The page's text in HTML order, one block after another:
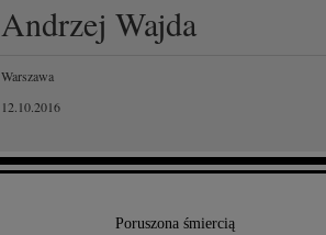
Andrzej Wajda
Warszawa
12.10.2016
Poruszona śmiercią